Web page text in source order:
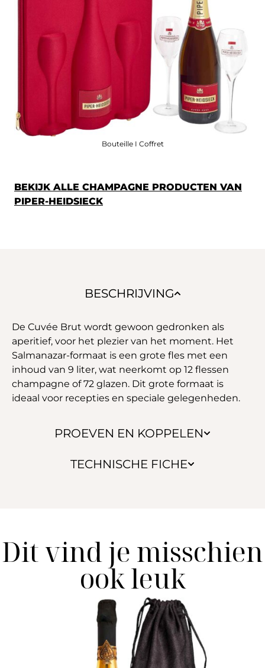
Bouteille I Coffret
BEKIJK ALLE CHAMPAGNE PRODUCTEN VAN
PIPER-HEIDSIECK
BESCHRIJVING
PROEVEN EN KOPPELEN
TECHNISCHE FICHE
De Cuvée Brut wordt gewoon gedronken als
aperitief, voor het plezier van het moment. Het
Salmanazar-formaat is een grote fles met een
inhoud van 9 liter, wat neerkomt op 12 flessen
champagne of 72 glazen. Dit grote formaat is
ideaal voor recepties en speciale gelegenheden.
Dit vind je misschien
ook leuk